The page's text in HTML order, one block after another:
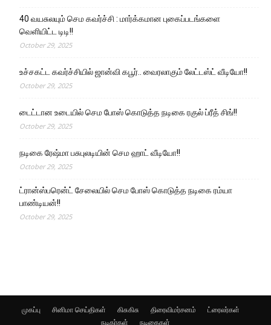
40 வயசுலயும் செம கவர்ச்சி : மார்க்கமான புகைப்படங்களை
வெளியிட்ட டிடி!!
October 29, 2025
உச்சகட்ட கவர்ச்சியில் ஜான்வி கபூர்.. வைரலாகும் லேட்டஸ்ட் வீடியோ!!
October 29, 2025
டைட்டான உடையில் செம போஸ் கொடுத்த நடிகை ரகுல் ப்ரீத் சிங்!!
October 29, 2025
நடிகை ரேஷ்மா பசுபுலடியின் செம ஹாட் வீடியோ!!
October 29, 2025
ட்ரான்ஸ்பரென்ட் சேலையில் செம போஸ் கொடுத்த நடிகை ரம்யா
பாண்டியன்!!
October 29, 2025
முகப்பு சினிமா செய்திகள் கிசுகிசு திரைவிமர்சனம்
ட்ரைலர்கள்
நடிகர்கள்
நடிகைகள்